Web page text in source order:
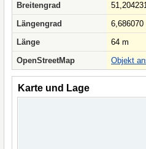
Breitengrad
Längengrad
6,686070
Länge
64 m
OpenStreetMap
Objekt
Karte und Lage